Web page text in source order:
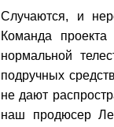
Случаются, и
Команда
нормальной
подручных
не дают
наш продюсер